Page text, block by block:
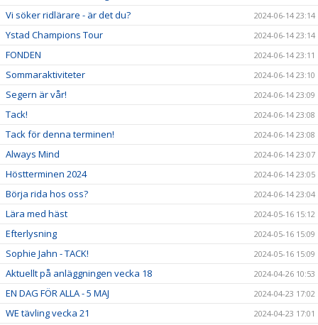
Vi söker ridlärare - är det du? 2024-06-14 23:14
Ystad Champions Tour 2024-06-14 23:14
FONDEN 2024-06-14 23:11
Sommaraktiviteter 2024-06-14 23:10
Segern är vår! 2024-06-14 23:09
Tack! 2024-06-14 23:08
Tack för denna terminen! 2024-06-14 23:08
Always Mind 2024-06-14 23:07
Höstterminen 2024 2024-06-14 23:05
Börja rida hos oss? 2024-06-14 23:04
Lära med häst 2024-05-16 15:12
Efterlysning 2024-05-16 15:09
Sophie Jahn - TACK! 2024-05-16 15:09
Aktuellt på anläggningen vecka 18 2024-04-26 10:53
EN DAG FÖR ALLA - 5 MAJ 2024-04-23 17:02
WE tävling vecka 21 2024-04-23 17:01